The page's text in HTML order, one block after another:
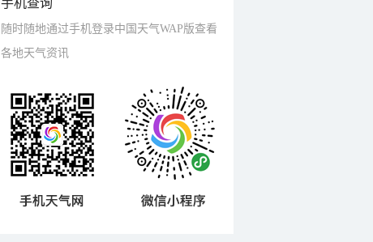
随时随地通过手机登录中国天气WAP版查看
各地天气资讯